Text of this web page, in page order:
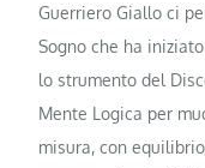
Guerriero Giallo ci
Sogno che ha
lo strumento del
Mente Logica per
misura, con